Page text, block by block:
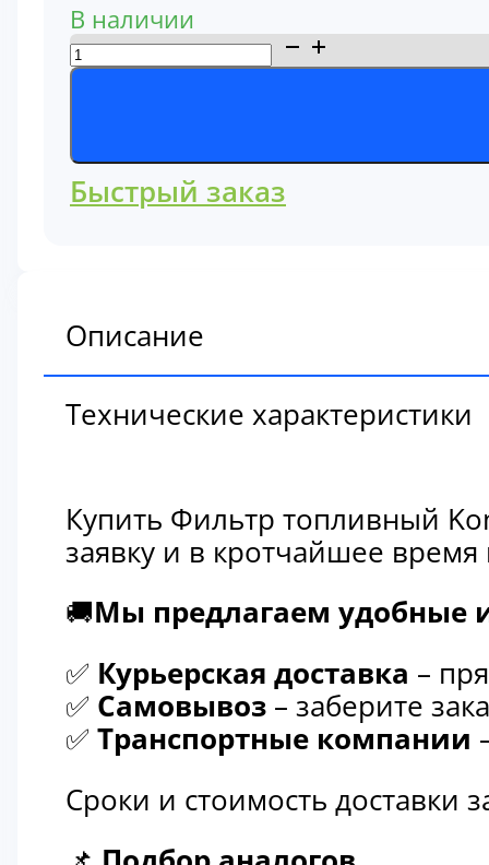
В наличии
Количество
товара
топливный
Komatsu
600-
Быстрый заказ
Описание
Технические характеристики
Купить Фильтр топливный
заявку и в кротчайшее
🚚Мы предлагаем удобные
✅ Курьерская доставка –
✅ Самовывоз – заберите
✅ Транспортные компании
Сроки и стоимость доставки